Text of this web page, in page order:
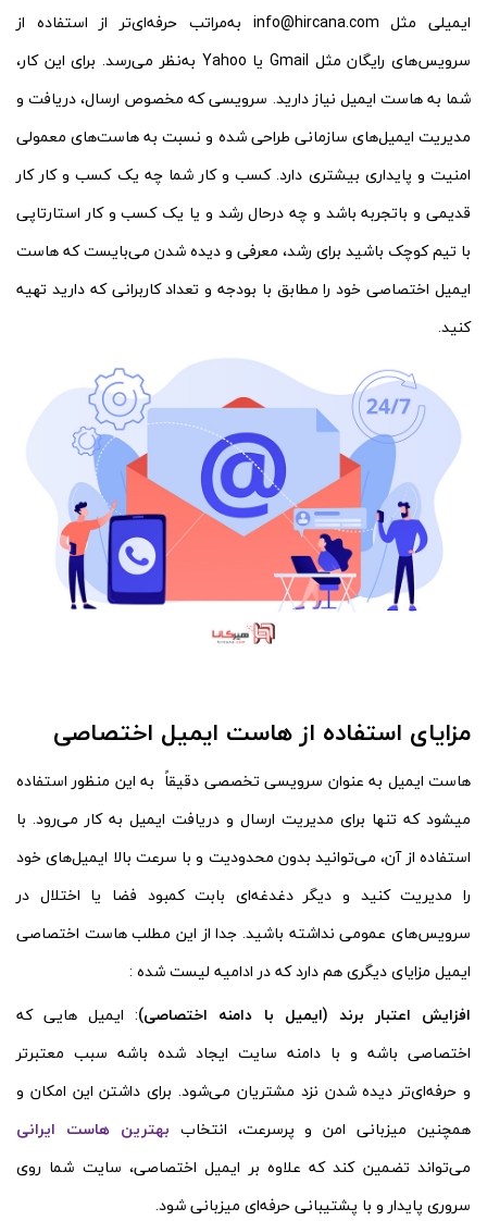
ایمیلی مثل info@hircana.com به‌مراتب حرفه‌ای‌تر از استفاده از
سرویس‌های رایگان مثل Gmail یا Yahoo به‌نظر می‌رسد. برای این کار،
شما به هاست ایمیل نیاز دارید. سرویسی که مخصوص ارسال، دریافت و
مدیریت ایمیل‌های سازمانی طراحی شده و نسبت به هاست‌های معمولی
امنیت و پایداری بیشتری دارد. کسب و کار شما چه یک کسب و کار کار
قدیمی و باتجربه باشد و چه درحال رشد و یا یک کسب و کار استارتاپی
با تیم کوچک باشید برای رشد، معرفی و دیده شدن می‌بایست که هاست
ایمیل اختصاصی خود را مطابق با بودجه و تعداد کاربرانی که دارید تهیه
کنید.
مزایای استفاده از هاست ایمیل اختصاصی
هاست ایمیل به عنوان سرویسی تخصصی دقیقاً به این منظور استفاده
میشود که تنها برای مدیریت ارسال و دریافت ایمیل به کار می‌رود. با
استفاده از آن، می‌توانید بدون محدودیت و با سرعت بالا ایمیل‌های خود
را مدیریت کنید و دیگر دغدغه‌ای بابت کمبود فضا یا اختلال در
سرویس‌های عمومی نداشته باشید. جدا از این مطلب هاست اختصاصی
ایمیل مزایای دیگری هم دارد که در ادامیه لیست شده :
افزایش اعتبار برند (ایمیل با دامنه اختصاصی): ایمیل هایی که
اختصاصی باشه و با دامنه سایت ایجاد شده باشه سبب معتبرتر
و حرفه‌ای‌تر دیده شدن نزد مشتریان می‌شود. برای داشتن این امکان و
همچنین میزبانی امن و پرسرعت، انتخاب بهترین هاست ایرانی
می‌تواند تضمین کند که علاوه بر ایمیل اختصاصی، سایت شما روی
سروری پایدار و با پشتیبانی حرفه‌ای میزبانی شود.